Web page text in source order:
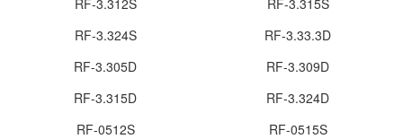
RF-3.324S
RF-3.33.3D
RF-3.305D
RF-3.309D
RF-3.315D
RF-3.324D
RF-0512S
RF-0515S